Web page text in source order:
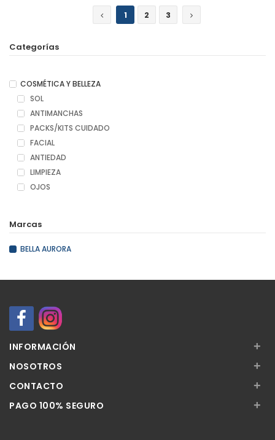
1
2 3
Categorías
COSMÉTICA Y BELLEZA
SOL
ANTIMANCHAS
PACKS/KITS CUIDADO
FACIAL
ANTIEDAD
LIMPIEZA
OJOS
Marcas
BELLA AURORA
INFORMACIÓN +
NOSOTROS +
CONTACTO +
PAGO 100% SEGURO +